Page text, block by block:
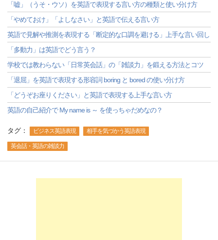
「嘘」（うそ・ウソ）を英語で表現する言い方の種類と使い分け方
「やめておけ」「よしなさい」と英語で伝える言い方
英語で見解や推測を表現する「断定的な口調を避ける」上手な言い回し
「多動力」は英語でどう言う？
学校では教わらない「日常英会話」の「雑談力」を鍛える方法とコツ
「退屈」を英語で表現する形容詞 boring と bored の使い分け方
「どうぞお座りください」と英語で表現する上手な言い方
英語の自己紹介で My name is ～ を使っちゃだめなの？
タグ： ビジネス英語表現 相手を気づかう英語表現
英会話・英語の雑談力